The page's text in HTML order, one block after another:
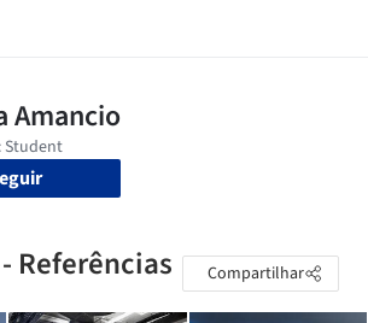
Referências Compartilhar